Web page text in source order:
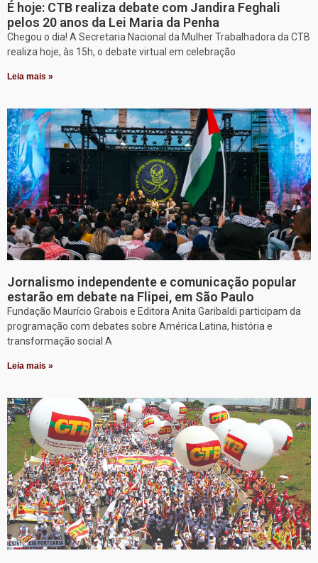
É hoje: CTB realiza debate com Jandira Feghali
pelos 20 anos da Lei Maria da Penha
Chegou o dia! A Secretaria Nacional da Mulher Trabalhadora da CTB
realiza hoje, às 15h, o debate virtual em celebração
Leia mais »
Jornalismo independente e comunicação popular
estarão em debate na Flipei, em São Paulo
Fundação Maurício Grabois e Editora Anita Garibaldi participam da
programação com debates sobre América Latina, história e
transformação social A
Leia mais »